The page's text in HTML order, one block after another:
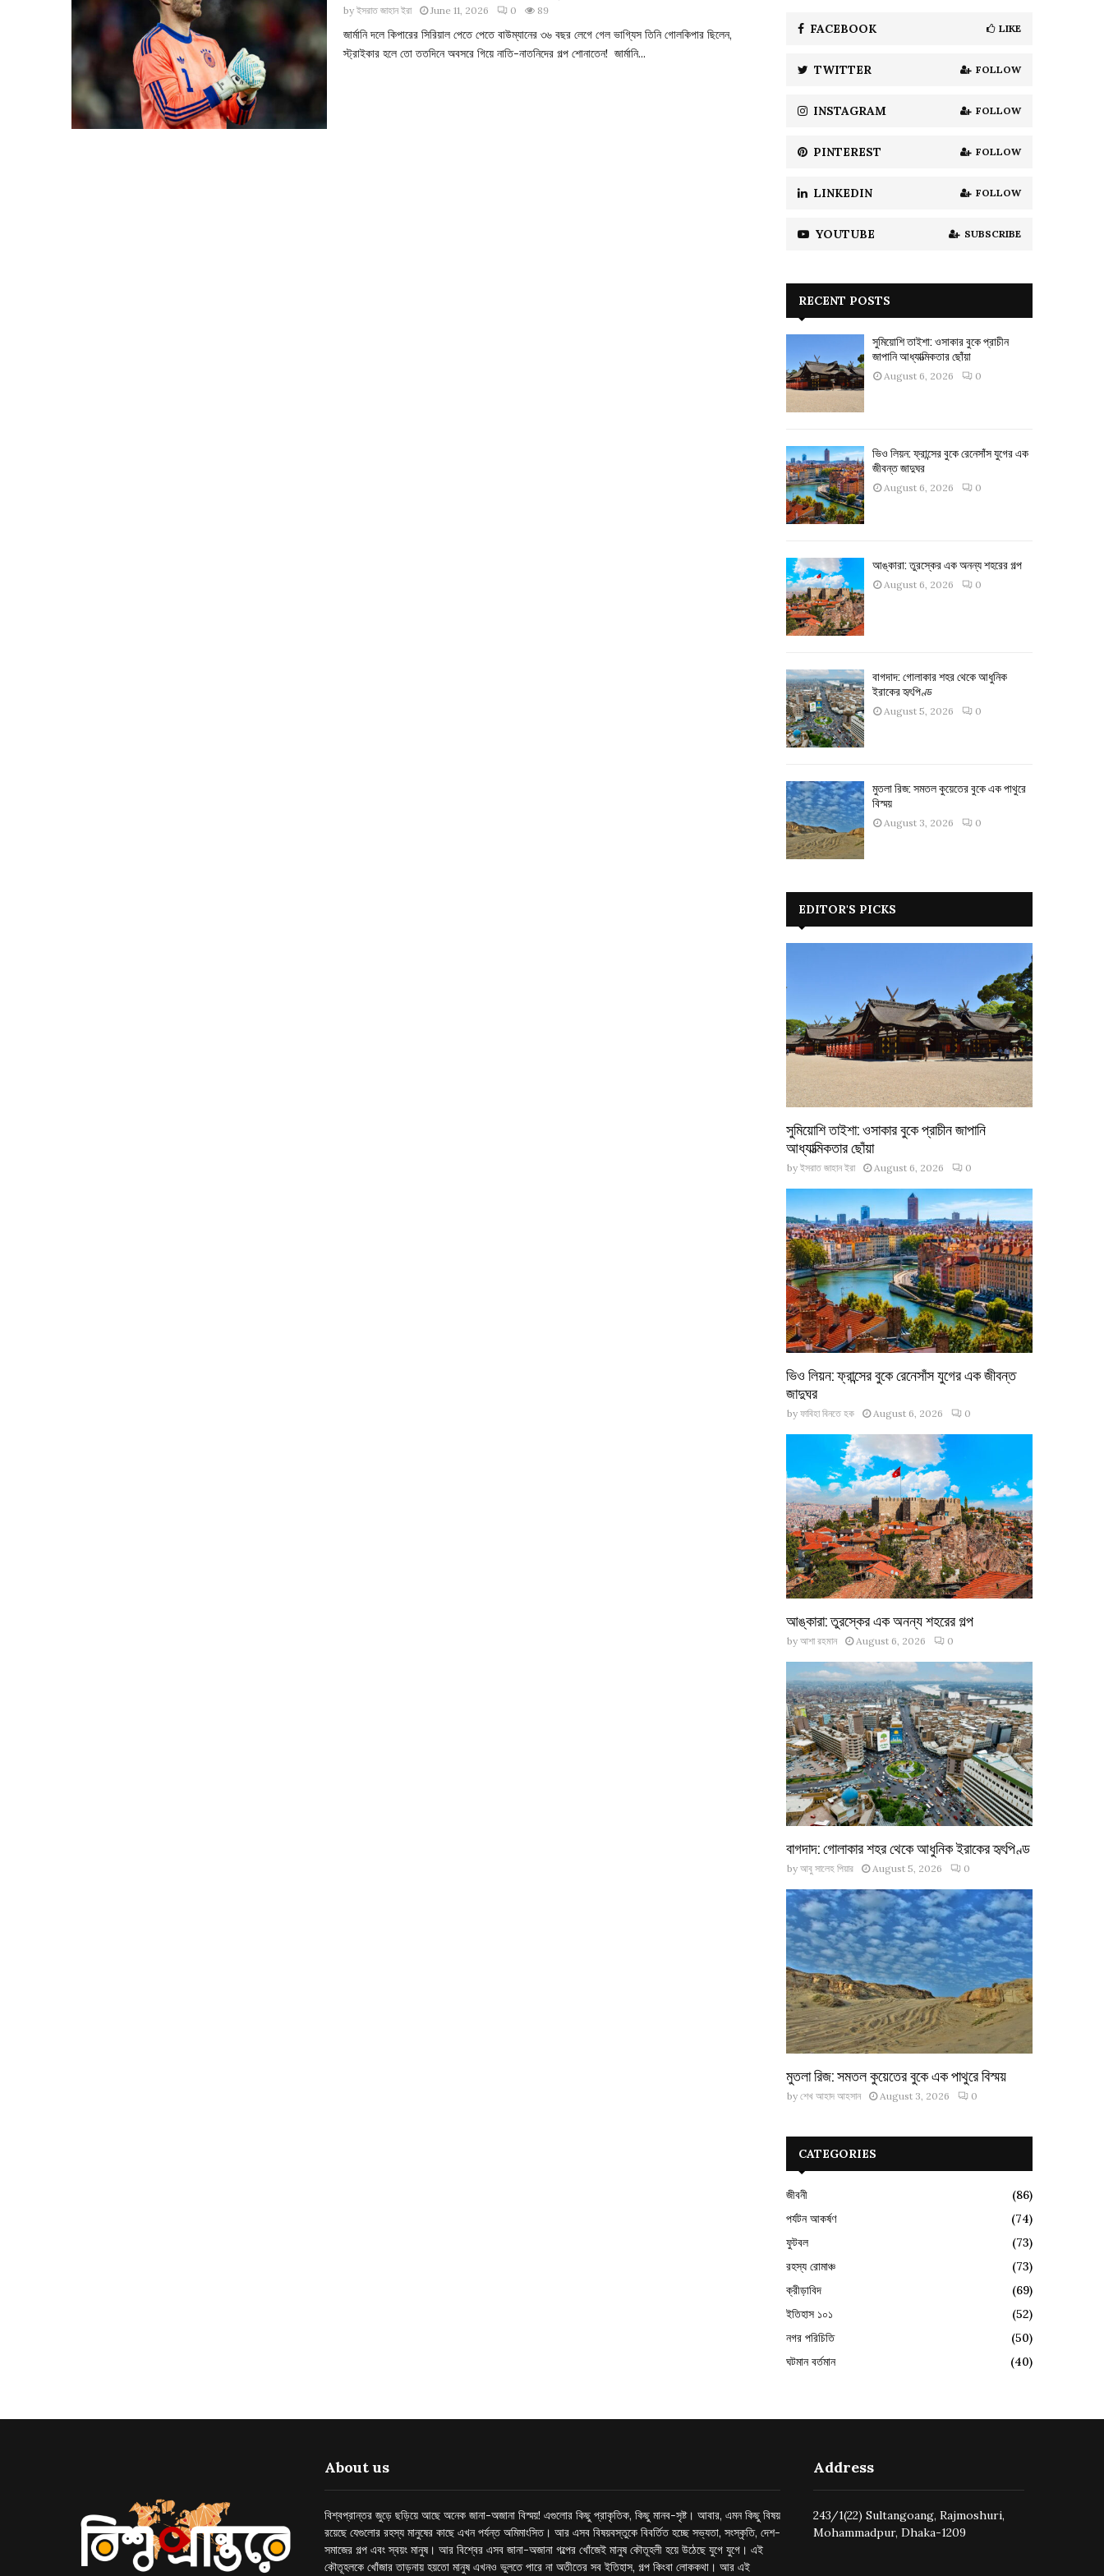
byইসরাত জাহান ইরা June 11, 2026 0 89
জার্মানি দলে কিপারের সিরিয়াল পেতে পেতে বাউম্যানের ৩৬ বছর লেগে গেল ভাগ্যিস তিনি গোলকিপার ছিলেন,
স্ট্রাইকার হলে তো ততদিনে অবসরে গিয়ে নাতি-নাতনিদের গল্প শোনাতেন! জার্মানি...
C
H
FACEBOOK LIKE
TWITTER FOLLOW
INSTAGRAM FOLLOW
PINTEREST FOLLOW
LINKEDIN FOLLOW
YOUTUBE SUBSCRIBE
RECENT POSTS
সুমিয়োশি তাইশা: ওসাকার বুকে প্রাচীন
জাপানি আধ্যাত্মিকতার ছোঁয়া
August 6, 2026 0
ভিও লিয়ন: ফ্রান্সের বুকে রেনেসাঁস যুগের এক
জীবন্ত জাদুঘর
August 6, 2026 0
আঙ্কারা: তুরস্কের এক অনন্য শহরের গল্প
August 6, 2026 0
বাগদাদ: গোলাকার শহর থেকে আধুনিক
ইরাকের হৃৎপিণ্ড
August 5, 2026 0
মুতলা রিজ: সমতল কুয়েতের বুকে এক পাথুরে
বিস্ময়
August 3, 2026 0
EDITOR'S PICKS
সুমিয়োশি তাইশা: ওসাকার বুকে প্রাচীন জাপানি
আধ্যাত্মিকতার ছোঁয়া
by ইসরাত জাহান ইরা August 6, 2026 0
ভিও লিয়ন: ফ্রান্সের বুকে রেনেসাঁস যুগের এক জীবন্ত
জাদুঘর
by ফাবিহা বিনতে হক August 6, 2026 0
আঙ্কারা: তুরস্কের এক অনন্য শহরের গল্প
by আশা রহমান August 6, 2026 0
বাগদাদ: গোলাকার শহর থেকে আধুনিক ইরাকের হৃৎপিণ্ড
by আবু সালেহ পিয়ার August 5, 2026 0
মুতলা রিজ: সমতল কুয়েতের বুকে এক পাথুরে বিস্ময়
by শেখ আহাদ আহসান August 3, 2026 0
CATEGORIES
জীবনী
(86)
পর্যটন আকর্ষণ
(74)
ফুটবল
(73)
রহস্য রোমাঞ্চ
(73)
ক্রীড়াবিদ
(69)
ইতিহাস ১০১
(52)
নগর পরিচিতি
(50)
ঘটমান বর্তমান
(40)
About us
বিশ্বপ্রান্তর জুড়ে ছড়িয়ে আছে অনেক জানা-অজানা বিস্ময়! এগুলোর কিছু প্রাকৃতিক, কিছু মানব-সৃষ্ট। আবার, এমন কিছু বিষয়
রয়েছে যেগুলোর রহস্য মানুষের কাছে এখন পর্যন্ত অমিমাংসিত। আর এসব বিষয়বস্তুকে বিবর্তিত হচ্ছে সভ্যতা, সংস্কৃতি, দেশ-
সমাজের গল্প এবং স্বয়ং মানুষ। আর বিশ্বের এসব জানা-অজানা গল্পের খোঁজেই মানুষ কৌতূহলী হয়ে উঠেছে যুগে যুগে। এই
কৌতূহলকে খোঁজার তাড়নায় হয়তো মানুষ এখনও ভুলতে পারে না অতীতের সব ইতিহাস, গল্প কিংবা লোককথা। আর এই
Address
243/1(22) Sultangoang, Rajmoshuri,
Mohammadpur, Dhaka-1209